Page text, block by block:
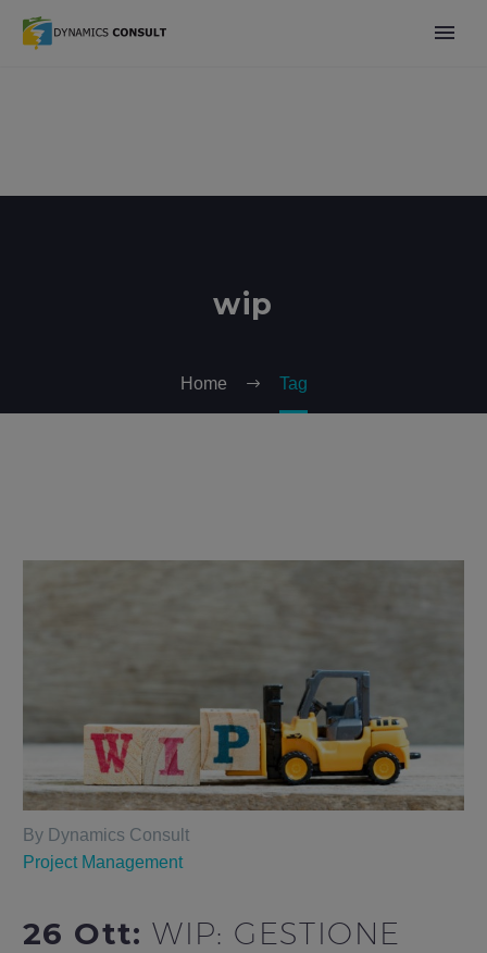
wip
Home Tag
By Dynamics Consult
Project Management
26 Ott:WIP: GESTIONE